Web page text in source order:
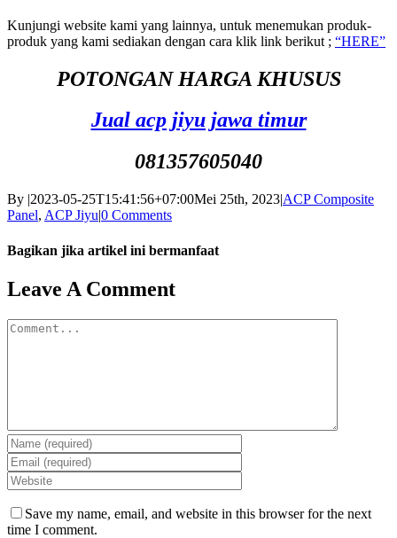
Kunjungi website kami yang lainnya, untuk menemukan produk-
produk yang kami sediakan dengan cara klik link berikut ; “HERE”
POTONGAN HARGA KHUSUS
Jual acp jiyu jawa timur
081357605040
By |2023-05-25T15:41:56+07:00Mei 25th, 2023|ACP Composite
Panel, ACP Jiyu|0 Comments
Bagikan jika artikel ini bermanfaat
Facebook
Twitter
Reddit
LinkedIn
WhatsApp
Tumblr
Pinterest
Vk
Email
Leave A Comment
Comment
Save my name, email, and website in this browser for the next
time I comment.